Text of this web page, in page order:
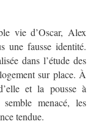
vie d’Oscar, Alex
une fausse identité.
dans l’étude des
sur place. À
et la pousse à
menacé, les
tendue.